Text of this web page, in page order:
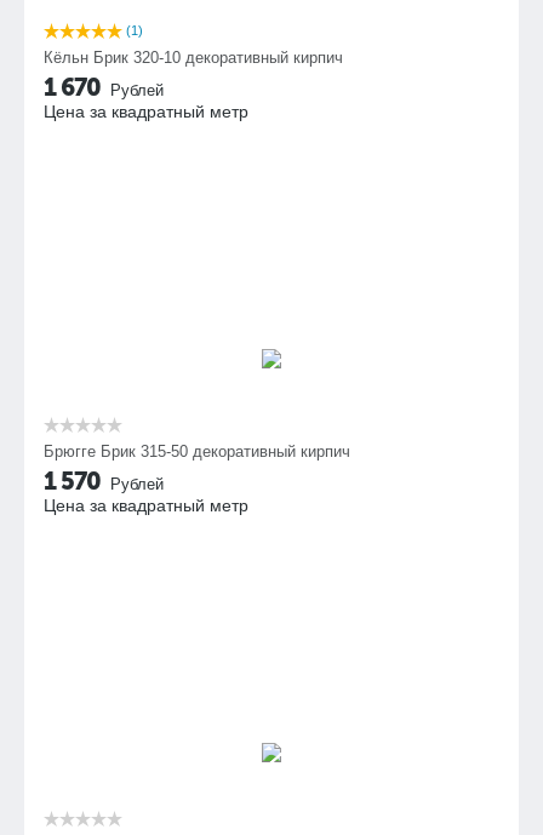
(1)
Кёльн Брик 320-10 декоративный кирпич
1 670 Рублей
Цена за квадратный метр
Брюгге Брик 315-50 декоративный кирпич
1 570 Рублей
Цена за квадратный метр